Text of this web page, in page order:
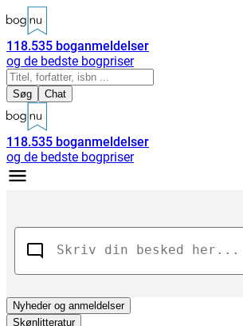
118.535 boganmeldelser
og de bedste bogpriser
Søg Chat
118.535 boganmeldelser
og de bedste bogpriser
Nyhederog anmeldelser
Skønlitteratur